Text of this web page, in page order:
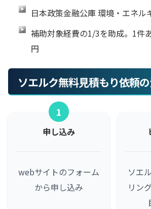
日本政策金融公庫 環境・エネル
補助対象経費の1/3を助成。1件
円
ソエルク無料見積もり依頼
1
申し込み
webサイトのフォーム
から申し込み
ソエ
リン